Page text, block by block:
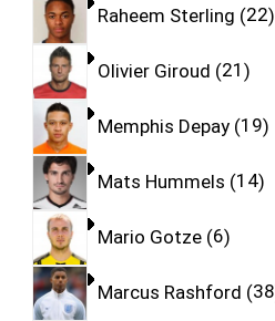
Raheem Sterling 22
Olivier Giroud 21
Memphis Depay 19
Mats Hummels 14
Mario Gotze 6
Marcus Rashford 38